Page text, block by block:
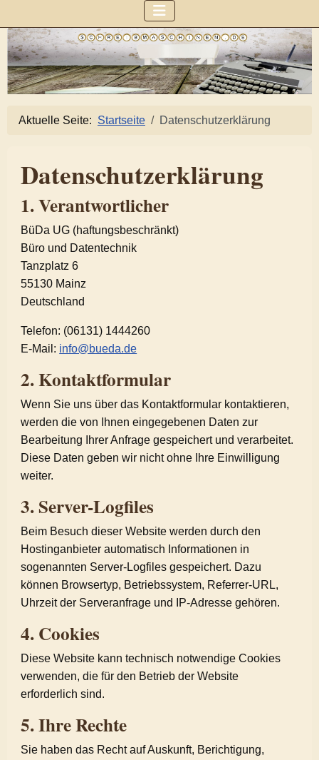
Aktuelle Seite: Startseite Datenschutzerklärung
Datenschutzerklärung
1. Verantwortlicher
BüDa UG (haftungsbeschränkt)
Büro und Datentechnik
Tanzplatz 6
55130 Mainz
Deutschland
Telefon: (06131) 1444260
E-Mail: info@bueda.de
2. Kontaktformular
Wenn Sie uns über das Kontaktformular kontaktieren,
werden die von Ihnen eingegebenen Daten zur
Bearbeitung Ihrer Anfrage gespeichert und verarbeitet.
Diese Daten geben wir nicht ohne Ihre Einwilligung
weiter.
3. Server-Logfiles
Beim Besuch dieser Website werden durch den
Hostinganbieter automatisch Informationen in
sogenannten Server-Logfiles gespeichert. Dazu
können Browsertyp, Betriebssystem, Referrer-URL,
Uhrzeit der Serveranfrage und IP-Adresse gehören.
4. Cookies
Diese Website kann technisch notwendige Cookies
verwenden, die für den Betrieb der Website
erforderlich sind.
5. Ihre Rechte
Sie haben das Recht auf Auskunft, Berichtigung,